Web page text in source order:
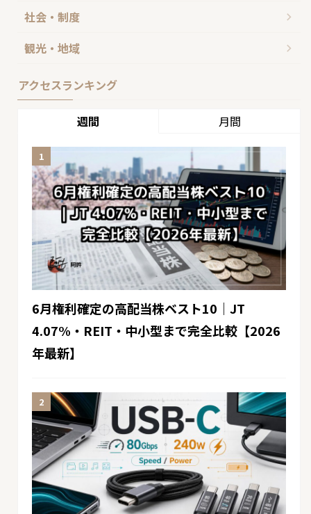
社会・制度
観光・地域
アクセスランキング
週間 月間
6月権利確定の高配当株ベスト10｜JT
4.07%・REIT・中小型まで完全比較【2026
年最新】